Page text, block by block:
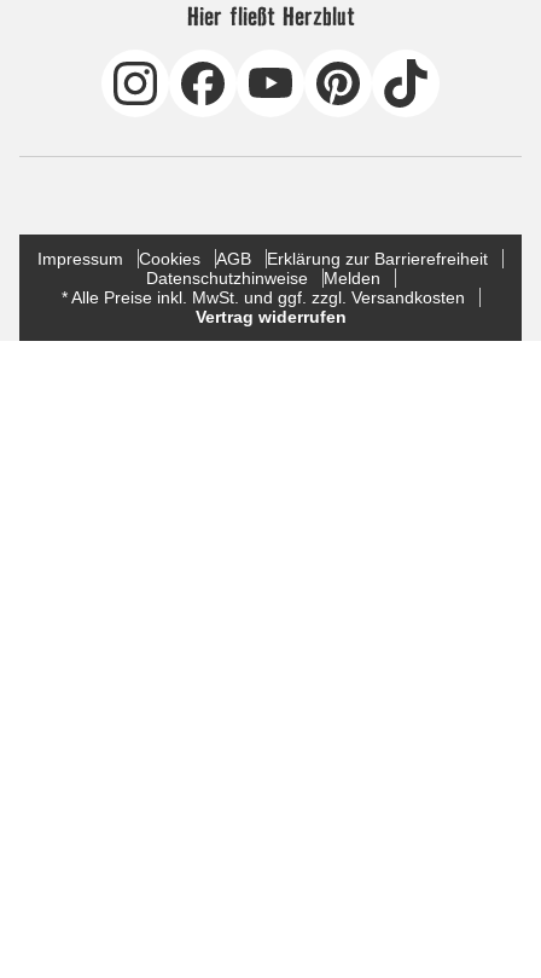
Hier fließt Herzblut
Impressum Cookies AGB
Erklärung zur Barrierefreiheit
Datenschutzhinweise
Melden
* Alle Preise inkl. MwSt. und ggf. zzgl. Versandkosten
Vertrag widerrufen